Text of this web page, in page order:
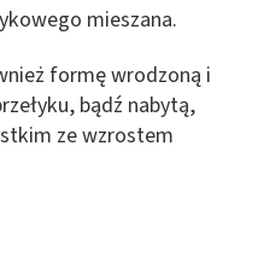
mieszana.
formę wrodzoną i
bądź nabytą,
ze wzrostem